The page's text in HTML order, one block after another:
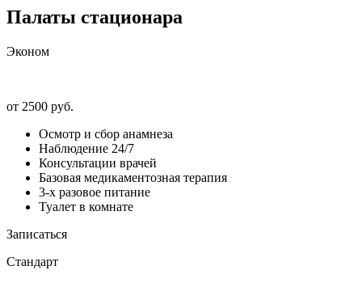
Палаты стационара
Эконом
от 2500 руб.
Осмотр и сбор анамнеза
Наблюдение 24/7
Консультации врачей
Базовая медикаментозная терапия
3-х разовое питание
Туалет в комнате
Записаться
Стандарт